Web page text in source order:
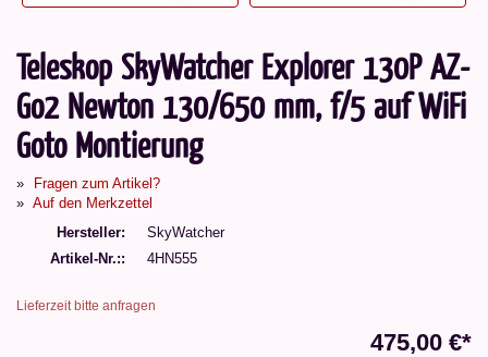
Teleskop SkyWatcher Explorer 130P AZ-
Go2 Newton 130/650 mm, f/5 auf WiFi
Goto Montierung
Fragen zum Artikel?
Auf den Merkzettel
Hersteller
SkyWatcher
Artikel-Nr.:
4HN555
Lieferzeit bitte anfragen
475,00 €*